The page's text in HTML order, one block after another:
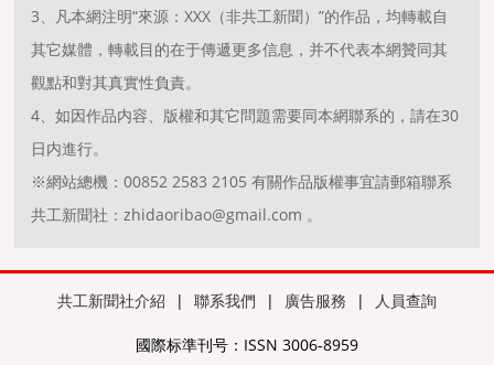
3、凡本網注明“來源：XXX（非共工新聞）”的作品，均轉載自
其它媒體，轉載目的在于傳遞更多信息，并不代表本網贊同其
觀點和對其真實性負責。
4、如因作品内容、版權和其它問題需要同本網聯系的，請在30
日内進行。
※網站總機：00852 2583 2105 有關作品版權事宜請郵箱聯系
共工新聞社：zhidaoribao@gmail.com 。
共工新聞社介紹 | 聯系我們 | 廣告服務 | 人員查詢
國際标準刊号：ISSN 3006-8959